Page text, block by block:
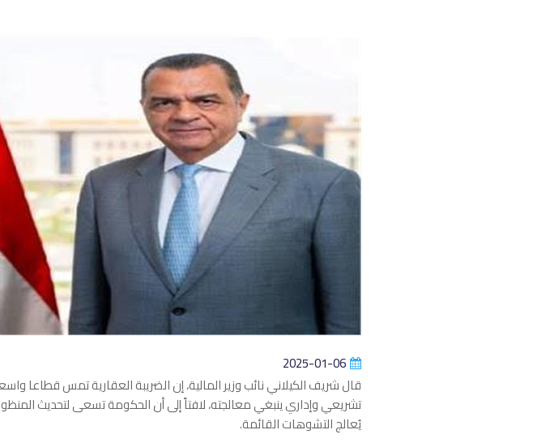
2025-01-06
قال شريف الكيلاني نائب وزير المالية، إن الضريبة العقارية تمس قطاعا
تشريعي وإداري ينبغي معالجته، لافتاً إلى أن الحكومة تسعى لتحديث
يُعالج التشوهات القائمة.